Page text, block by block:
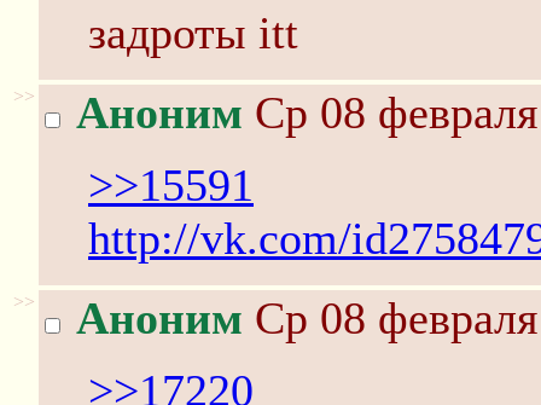
задроты itt
>> Аноним Ср 08
>>15591
http://vk.com/
>> Аноним Ср 08
>>17220